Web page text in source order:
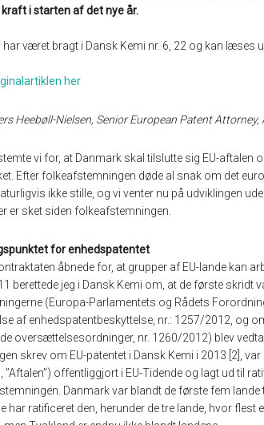
i starten af det nye år.
har været bragt i Dansk Kemi nr. 6, 22 og kan læses
her
Heebøll-Nielsen, Senior European Patent Attorney,
stemte vi for, at Danmark skal tilslutte sig EU-
Efter folkeafstemningen døde al snak om det
ikke stille, og vi venter nu på udviklingen
er sket siden folkeafstemningen.
for enhedspatentet
åbnede for, at grupper af EU-lande kan
berettede jeg i Dansk Kemi om, at de første skridt
(Europa-Parlamentets og Rådets
af enhedspatentbeskyttelse, nr.: 1257/2012, og
oversættelsesordninger, nr. 1260/2012) blev
skrev om EU-patentet i Dansk Kemi i 2013 [2],
”Aftalen”) offentliggjort i EU-Tidende og lagt ud til
Danmark var blandt de første fem
har ratificeret den, herunder de tre lande, hvor